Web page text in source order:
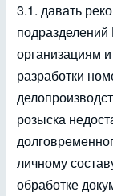
3.1. давать
организациям
разработки
розыска
личному
обработке